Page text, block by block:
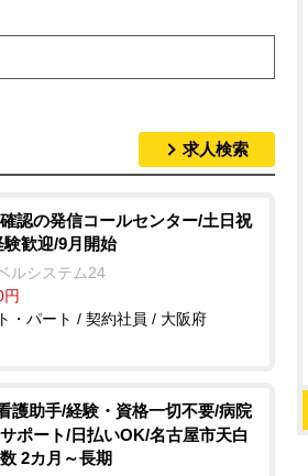
求人検索
認の発信コールセンター/土日祝
歓迎/9月開始
ルシステム24
・パート / 契約社員 / 大阪府
護助手/経験・資格一切不要/病院
ポート/日払いOK/名古屋市天白
2カ月～長期